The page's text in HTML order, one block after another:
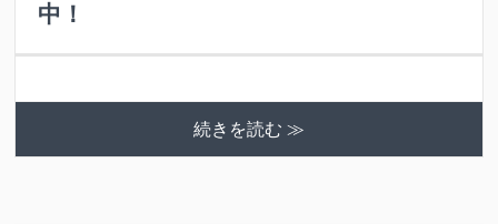
中！
続きを読む ≫